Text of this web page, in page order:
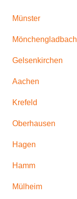
Münster
Mönchengladbach
Gelsenkirchen
Aachen
Krefeld
Oberhausen
Hagen
Hamm
Mülheim